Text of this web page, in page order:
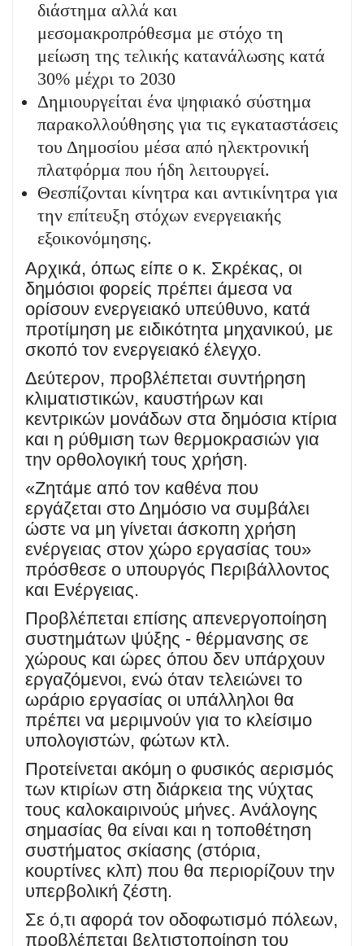
διάστημα αλλά και
μεσομακροπρόθεσμα με στόχο τη
μείωση της τελικής κατανάλωσης κατά
30% μέχρι το 2030
Δημιουργείται ένα ψηφιακό σύστημα
παρακολλούθησης για τις εγκαταστάσεις
του Δημοσίου μέσα από ηλεκτρονική
πλατφόρμα που ήδη λειτουργεί.
Θεσπίζονται κίνητρα και αντικίνητρα για
την επίτευξη στόχων ενεργειακής
εξοικονόμησης.
Αρχικά, όπως είπε ο κ. Σκρέκας, οι
δημόσιοι φορείς πρέπει άμεσα να
ορίσουν ενεργειακό υπεύθυνο, κατά
προτίμηση με ειδικότητα μηχανικού, με
σκοπό τον ενεργειακό έλεγχο.
Δεύτερον, προβλέπεται συντήρηση
κλιματιστικών, καυστήρων και
κεντρικών μονάδων στα δημόσια κτίρια
και η ρύθμιση των θερμοκρασιών για
την ορθολογική τους χρήση.
«Ζητάμε από τον καθένα που
εργάζεται στο Δημόσιο να συμβάλει
ώστε να μη γίνεται άσκοπη χρήση
ενέργειας στον χώρο εργασίας του»
πρόσθεσε ο υπουργός Περιβάλλοντος
και Ενέργειας.
Προβλέπεται επίσης απενεργοποίηση
συστημάτων ψύξης - θέρμανσης σε
χώρους και ώρες όπου δεν υπάρχουν
εργαζόμενοι, ενώ όταν τελειώνει το
ωράριο εργασίας οι υπάλληλοι θα
πρέπει να μεριμνούν για το κλείσιμο
υπολογιστών, φώτων κτλ.
Προτείνεται ακόμη ο φυσικός αερισμός
των κτιρίων στη διάρκεια της νύχτας
τους καλοκαιρινούς μήνες. Ανάλογης
σημασίας θα είναι και η τοποθέτηση
συστήματος σκίασης (στόρια,
κουρτίνες κλπ) που θα περιορίζουν την
υπερβολική ζέστη.
Σε ό,τι αφορά τον οδοφωτισμό πόλεων,
προβλέπεται βελτιστοποίηση του